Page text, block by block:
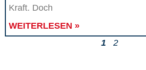
Kraft. Doch
WEITERLESEN »
1
2